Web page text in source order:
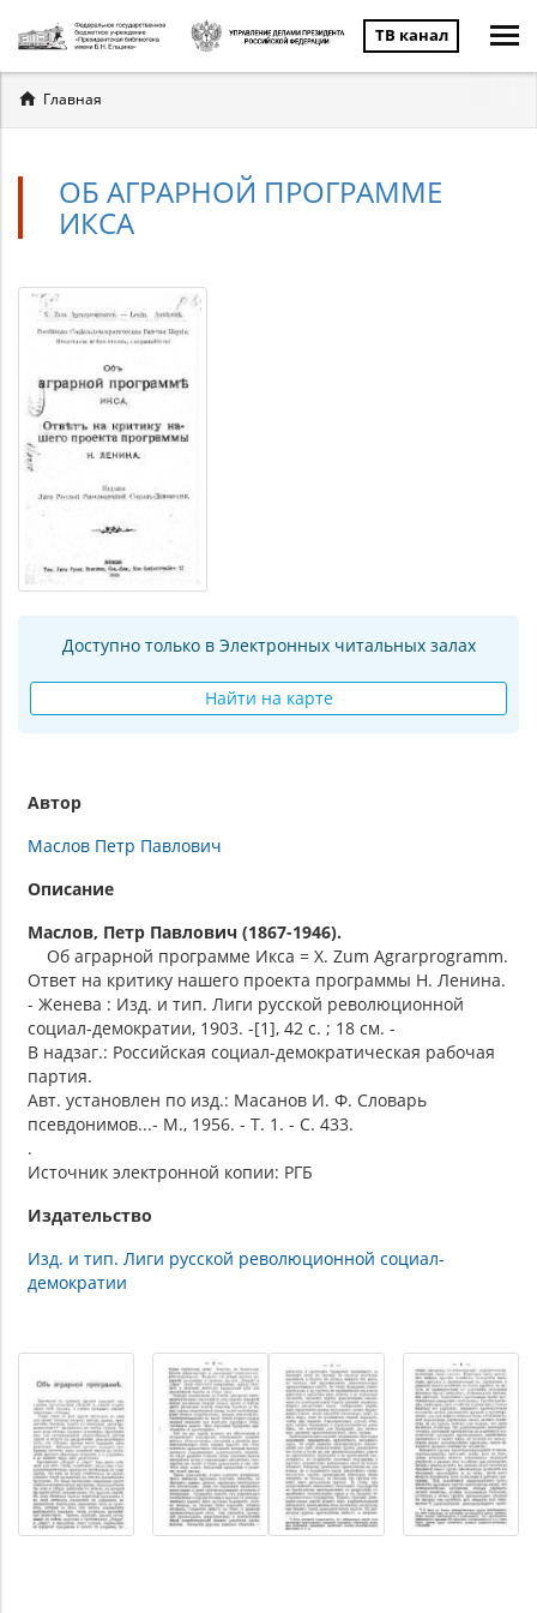
ТВ канал
Вы
здесь
Главная
ОБ АГРАРНОЙ ПРОГРАММЕ
ИКСА
Доступно только в Электронных читальных залах
Найти на карте
Автор
Маслов Петр Павлович
Описание
Маслов, Петр Павлович (1867-1946).
Об аграрной программе Икса = X. Zum Agrarprogramm.
Ответ на критику нашего проекта программы Н. Ленина.
- Женева : Изд. и тип. Лиги русской революционной
социал-демократии, 1903. -[1], 42 с. ; 18 см. -
В надзаг.: Российская социал-демократическая рабочая
партия.
Авт. установлен по изд.: Масанов И. Ф. Словарь
псевдонимов...- М., 1956. - Т. 1. - С. 433.
.
Источник электронной копии: РГБ
Издательство
Изд. и тип. Лиги русской революционной социал-
демократии